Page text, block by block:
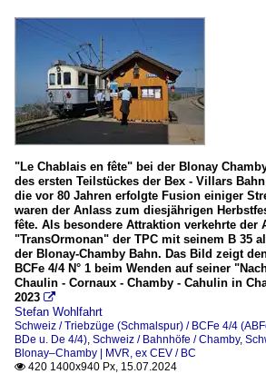
"Le Chablais en fête" bei der Blonay
des ersten Teilstückes der Bex - Villars
die vor 80 Jahren erfolgte Fusion einiger
waren der Anlass zum diesjährigen
fête. Als besondere Attraktion verkehrte der
"TransOrmonan" der TPC mit seinem B 35
der Blonay-Chamby Bahn. Das Bild zeigt
BCFe 4/4 N° 1 beim Wenden auf seiner
Chaulin - Cornaux - Chamby - Cahulin in
2023 
Stefan Wohlfahrt
Schweiz / Triebzüge (Schmalspur) / BCFe 4/4
BDe u. De 4/4) Schweiz / Bahnhöfe / Chamby,
Blonay–Chamby | MVR, ex CEV / BC
 420 1400x940 Px, 15.07.2024